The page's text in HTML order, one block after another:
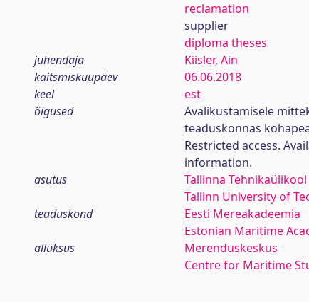
reclamation
supplier
diploma theses
juhendaja
Kiisler, Ain
kaitsmiskuupäev
06.06.2018
keel
est
õigused
Avalikustamisele
teaduskonnas
Restricted access.
information.
asutus
Tallinna Tehnikaülikool
Tallinn University of
teaduskond
Eesti Mereakadeemia
Estonian Maritime
allüksus
Merenduskeskus
Centre for Maritime